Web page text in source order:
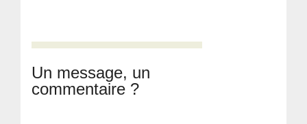
Un message, un
commentaire ?